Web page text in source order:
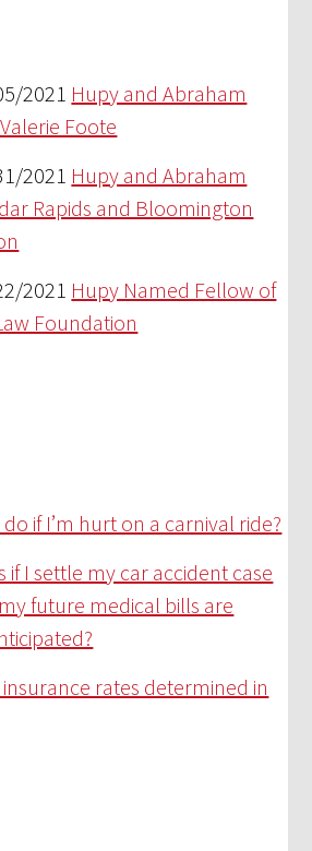
2021 Hupy and Abraham
Foote
2021 Hupy and Abraham
Rapids and Bloomington
2021 Hupy Named Fellow of
Foundation
if I’m hurt on a carnival ride?
if I settle my car accident case
future medical bills are
rates determined in